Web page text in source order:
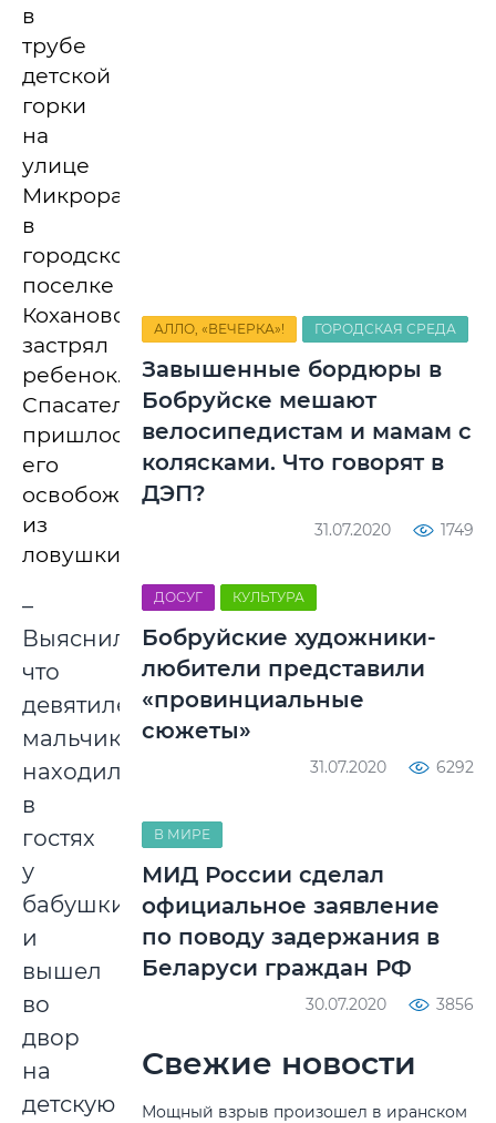
в
трубе
детской
горки
на
улице
Микрорайон
в
городском
поселке
Коханово
застрял
ребенок.
Спасателям
пришлось
его
освобождать
из
ловушки.
–
Выяснилось,
что
девятилетний
мальчик
находился
в
гостях
у
бабушки
и
вышел
во
двор
на
детскую
АЛЛО, «ВЕЧЕРКА»! ГОРОДСКАЯ СРЕДА
Завышенные бордюры в
Бобруйске мешают
велосипедистам и мамам с
колясками. Что говорят в
ДЭП?
31.07.2020 1749
ДОСУГ КУЛЬТУРА
Бобруйские художники-
любители представили
«провинциальные
сюжеты»
31.07.2020 6292
В МИРЕ
МИД России сделал
официальное заявление
по поводу задержания в
Беларуси граждан РФ
30.07.2020 3856
Свежие новости
Мощный взрыв произошел в иранском